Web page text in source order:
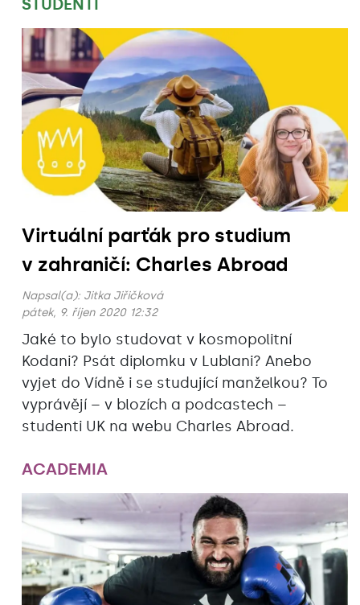
STUDENTI
Virtuální parťák pro studium
v zahraničí: Charles Abroad
Napsal(a): Jitka Jiřičková
pátek, 9. říjen 2020 12:32
Jaké to bylo studovat v kosmopolitní
Kodani? Psát diplomku v Lublani? Anebo
vyjet do Vídně i se studující manželkou? To
vyprávějí – v blozích a podcastech –
studenti UK na webu Charles Abroad.
ACADEMIA